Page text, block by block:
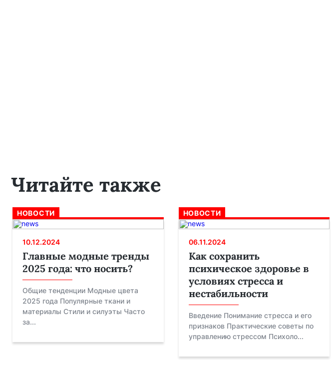
Читайте также
НОВОСТИ
10.12.2024
Главные модные тренды
2025 года: что носить?
Общие тенденции Модные цвета
2025 года Популярные ткани и
материалы Стили и силуэты Часто
за...
НОВОСТИ
06.11.2024
Как сохранить
психическое здоровье в
условиях стресса и
нестабильности
Введение Понимание стресса и его
признаков Практические советы по
управлению стрессом Психоло...